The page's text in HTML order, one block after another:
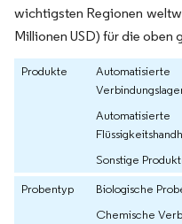
wichtigsten Regionen
Millionen USD) für die oben
Produkte
Automatisierte
Automatisierte
Sonstige
Probentyp
Biologische
Chemische